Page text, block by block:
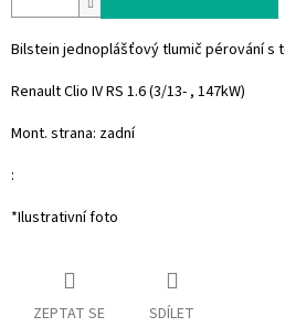
Bilstein jednoplášťový tlumič pérování s
Renault Clio IV RS 1.6 (3/13- , 147kW)
Mont. strana: zadní
:
*Ilustrativní foto
ZEPTAT SE SDÍLET